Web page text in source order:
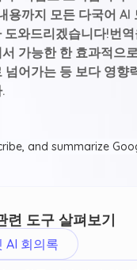
용까지 모든 다국어 AI
도와드리겠습니다!번
가능한 한 효과적으
넘어가는 등 보다 영향
련 도구 살펴보기
AI 회의록